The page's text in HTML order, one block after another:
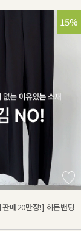
28%
15%
매20만장!] 히든밴딩